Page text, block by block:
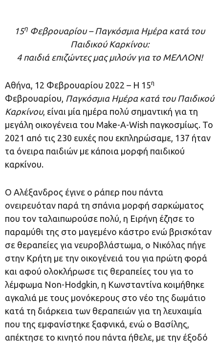
15η Φεβρουαρίου – Παγκόσμια Ημέρα κατά του
Παιδικού Καρκίνου:
4 παιδιά επιζώντες μας μιλούν για το ΜΕΛΛΟΝ!
Αθήνα, 12 Φεβρουαρίου 2022 – Η 15η
Φεβρουαρίου, Παγκόσμια Ημέρα κατά του Παιδικού
Καρκίνου, είναι μία ημέρα πολύ σημαντική για τη
μεγάλη οικογένεια του Make-A-Wish παγκοσμίως. Το
2021 από τις 230 ευχές που εκπληρώσαμε, 137 ήταν
τα όνειρα παιδιών με κάποια μορφή παιδικού
καρκίνου.
Ο Αλέξανδρος έγινε ο ράπερ που πάντα
ονειρευόταν παρά τη σπάνια μορφή σαρκώματος
που τον ταλαιπωρούσε πολύ, η Ειρήνη έζησε το
παραμύθι της στο μαγεμένο κάστρο ενώ βρισκόταν
σε θεραπείες για νευροβλάστωμα, ο Νικόλας πήγε
στην Κρήτη με την οικογένειά του για πρώτη φορά
και αφού ολοκλήρωσε τις θεραπείες του για το
λέμφωμα Non-Hodgkin, η Κωνσταντίνα κοιμήθηκε
αγκαλιά με τους μονόκερους στο νέο της δωμάτιο
κατά τη διάρκεια των θεραπειών για τη λευχαιμία
που της εμφανίστηκε ξαφνικά, ενώ ο Βασίλης,
απέκτησε το κινητό που πάντα ήθελε, με την έξοδό